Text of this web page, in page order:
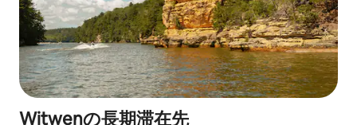
Witwenの長期滞在先